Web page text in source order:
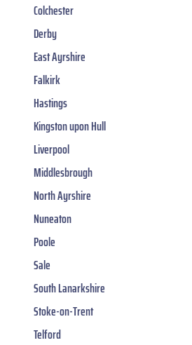
Colchester
Derby
East Ayrshire
Falkirk
Hastings
Kingston upon Hull
Liverpool
Middlesbrough
North Ayrshire
Nuneaton
Poole
Sale
South Lanarkshire
Stoke-on-Trent
Telford